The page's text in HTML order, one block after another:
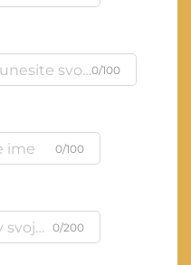
0/100
0/100
0/200